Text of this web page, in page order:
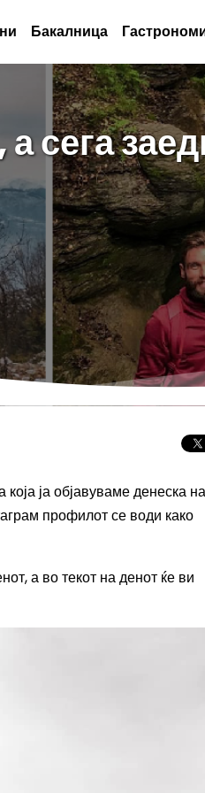
Бакалница
сега
ја објавуваме денеска
профилот се води како
а во текот на денот ќе ви